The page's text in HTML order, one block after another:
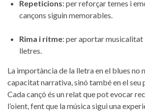
Repeticions:​ per reforçar ⁣temes i
cançons siguin memorables.
Rima i ritme:⁤ per ‌aportar ⁣musicalitat
lletres.
La​ importància ⁢de la⁢ lletra en el blues no
capacitat narrativa, sinó també‌ en ​el seu
⁢Cada cançó és un ​relat que pot ⁣evocar
l’oient, fent⁢ que la música⁢ sigui una